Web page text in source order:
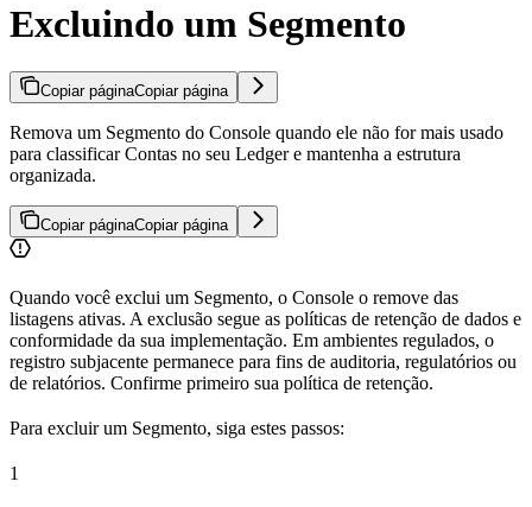
Excluindo um Segmento
Copiar páginaCopiar página
Remova um Segmento do Console quando ele não for mais usado
para classificar Contas no seu Ledger e mantenha a estrutura
organizada.
Copiar páginaCopiar página
Quando você exclui um Segmento, o Console o remove das
listagens ativas. A exclusão segue as políticas de retenção de dados e
conformidade da sua implementação. Em ambientes regulados, o
registro subjacente permanece para fins de auditoria, regulatórios ou
de relatórios. Confirme primeiro sua política de retenção.
Para excluir um Segmento, siga estes passos:
1